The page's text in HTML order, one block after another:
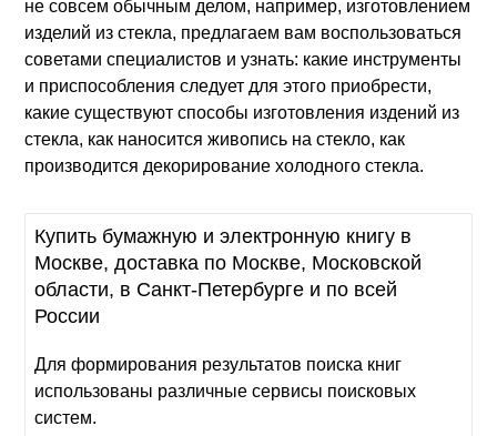
не совсем обычным делом, например, изготовлением
изделий из стекла, предлагаем вам воспользоваться
советами специалистов и узнать: какие инструменты
и приспособления следует для этого приобрести,
какие существуют способы изготовления издений из
стекла, как наносится живопись на стекло, как
производится декорирование холодного стекла.
Купить бумажную и электронную книгу в
Москве, доставка по Москве, Московской
области, в Санкт-Петербурге и по всей
России
Для формирования результатов поиска книг
использованы различные сервисы поисковых
систем.